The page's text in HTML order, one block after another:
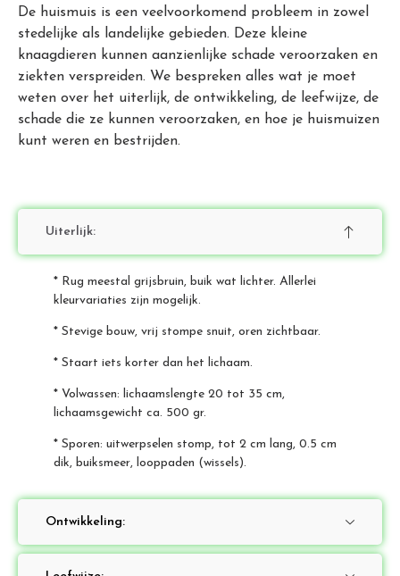
De huismuis is een veelvoorkomend probleem in zowel
stedelijke als landelijke gebieden. Deze kleine
knaagdieren kunnen aanzienlijke schade veroorzaken en
ziekten verspreiden. We bespreken alles wat je moet
weten over het uiterlijk, de ontwikkeling, de leefwijze, de
schade die ze kunnen veroorzaken, en hoe je huismuizen
kunt weren en bestrijden.
Uiterlijk:
* Rug meestal grijsbruin, buik wat lichter. Allerlei
kleurvariaties zijn mogelijk.
* Stevige bouw, vrij stompe snuit, oren zichtbaar.
* Staart iets korter dan het lichaam.
* Volwassen: lichaamslengte 20 tot 35 cm,
lichaamsgewicht ca. 500 gr.
* Sporen: uitwerpselen stomp, tot 2 cm lang, 0.5 cm
dik, buiksmeer, looppaden (wissels).
Ontwikkeling: